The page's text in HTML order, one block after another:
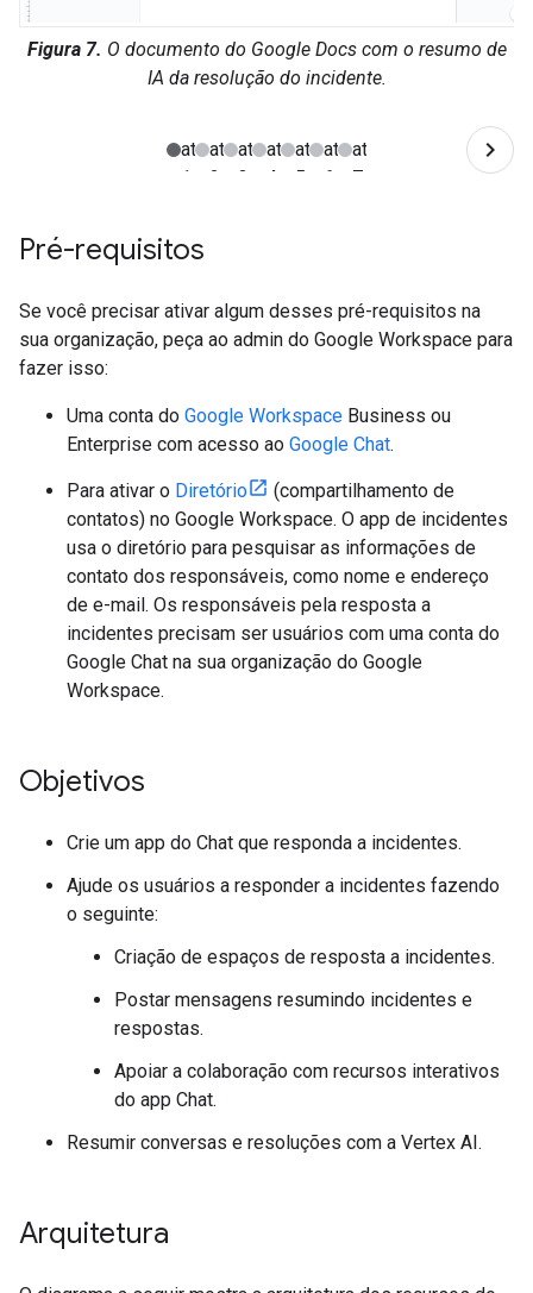
Figura 7. O documento do Google Docs com o resumo de
IA da resolução do incidente.
Pré-requisitos
Se você precisar ativar algum desses pré-requisitos na
sua organização, peça ao admin do Google Workspace para
fazer isso:
Uma conta do Google Workspace Business ou
Enterprise com acesso ao Google Chat.
Para ativar o Diretório
(compartilhamento de
contatos) no Google Workspace. O app de incidentes
usa o diretório para pesquisar as informações de
contato dos responsáveis, como nome e endereço
de e-mail. Os responsáveis pela resposta a
incidentes precisam ser usuários com uma conta do
Google Chat na sua organização do Google
Workspace.
Objetivos
Crie um app do Chat que responda a incidentes.
Ajude os usuários a responder a incidentes fazendo
o seguinte:
Criação de espaços de resposta a incidentes.
Postar mensagens resumindo incidentes e
respostas.
Apoiar a colaboração com recursos interativos
do app Chat.
Resumir conversas e resoluções com a Vertex AI.
Arquitetura